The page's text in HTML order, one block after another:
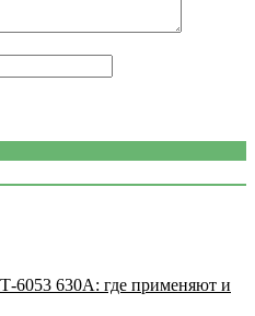
6053 630А: где применяют и